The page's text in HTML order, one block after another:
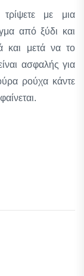
με μια
από ξύδι και
και μετά να το
ασφαλής για
ρούχα κάντε